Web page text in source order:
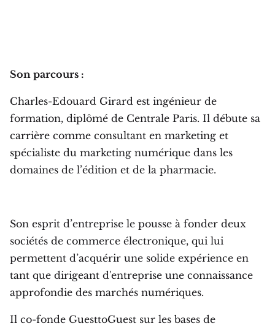
Son parcours :
Charles-Edouard Girard est ingénieur de
formation, diplômé de Centrale Paris. Il débute sa
carrière comme consultant en marketing et
spécialiste du marketing numérique dans les
domaines de l’édition et de la pharmacie.
Son esprit d’entreprise le pousse à fonder deux
sociétés de commerce électronique, qui lui
permettent d’acquérir une solide expérience en
tant que dirigeant d'entreprise une connaissance
approfondie des marchés numériques.
Il co-fonde GuesttoGuest sur les bases de